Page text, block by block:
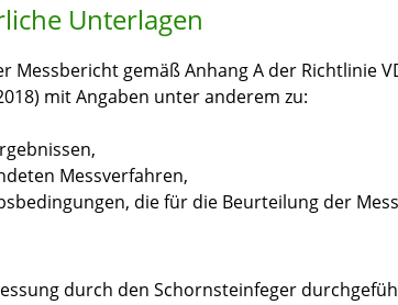
Unterlagen
Messbericht gemäß Anhang A der Richtlinie
mit Angaben unter anderem zu:
Messverfahren,
die für die Beurteilung der
durch den Schornsteinfeger